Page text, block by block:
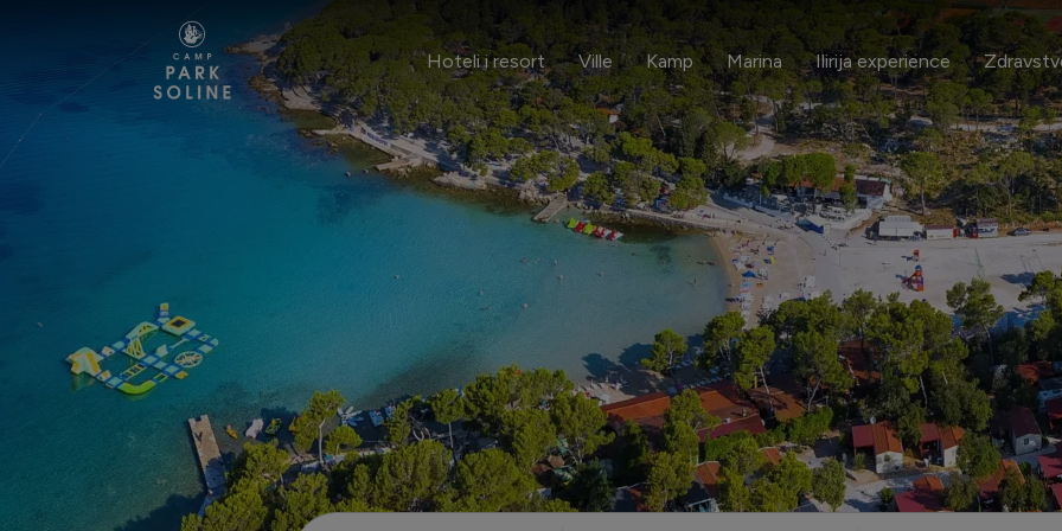
Hoteli i resort Ville Kamp Marina Ilirija experience